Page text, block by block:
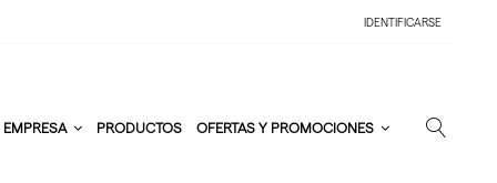
IDENTIFICARSE
EMPRESA PRODUCTOS OFERTAS Y PROMOCIONES